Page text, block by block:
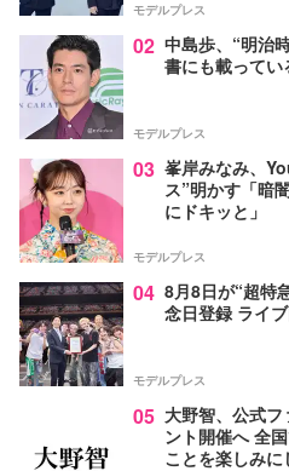
モデルプレス
02 中島歩、“明治
書にも載って
モデルプレス
03 峯岸みなみ、
ス”明かす「暗
にドキッと」
モデルプレス
04 8月8日が“超特
念日登録 ライ
モデルプレス
05 大野智、公式
ント開催へ 全
ことを楽しみに